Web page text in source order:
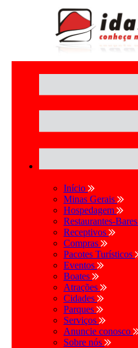
Início
Minas Gerais
Hospedagem
Restaurantes-Bares
Receptivos
Compras
Pacotes Turísticos
Eventos
Boates
Atrações
Cidades
Parques
Serviços
Anuncie conosco
Sobre nós